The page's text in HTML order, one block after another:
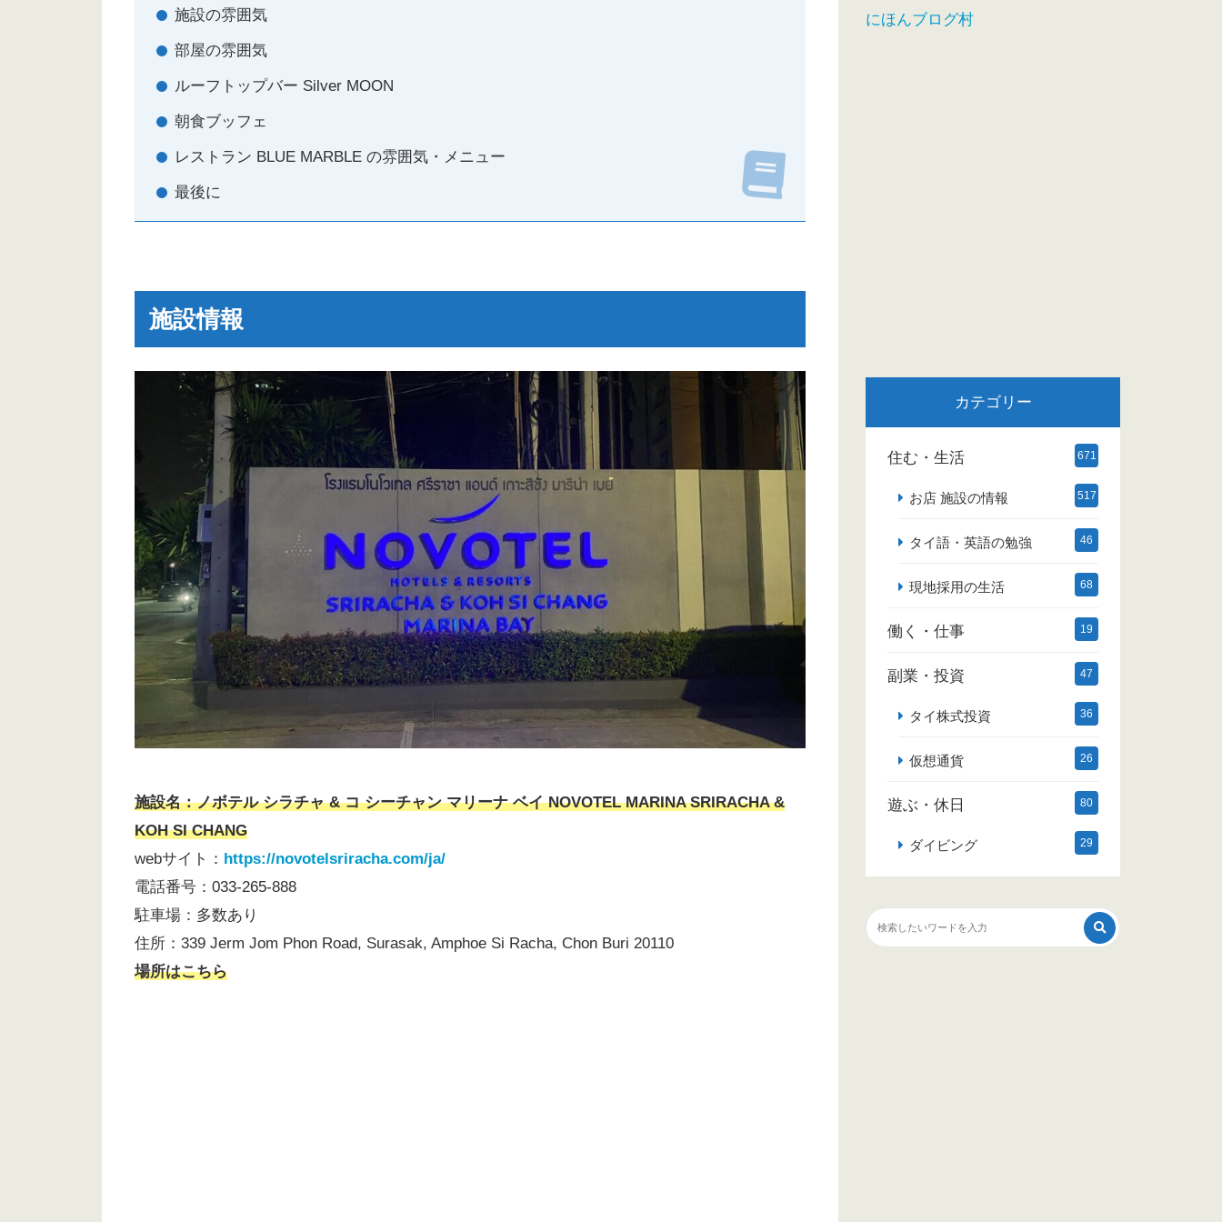
施設の雰囲気
部屋の雰囲気
ルーフトップバー Silver MOON
朝食ブッフェ
レストラン BLUE MARBLE の雰囲気・メニュー
最後に
施設情報
施設名：ノボテル シラチャ & コ シーチャン マリーナ ベイ NOVOTEL MARINA SRIRACHA &
KOH SI CHANG
webサイト： https://novotelsriracha.com/ja/
電話番号：033-265-888
駐車場：多数あり
住所：339 Jerm Jom Phon Road, Surasak, Amphoe Si Racha, Chon Buri 20110
場所はこちら
にほんブログ村
カテゴリー
住む・生活 671
お店 施設の情報 517
タイ語・英語の勉強 46
現地採用の生活 68
働く・仕事 19
副業・投資 47
タイ株式投資 36
仮想通貨 26
遊ぶ・休日 80
ダイビング 29